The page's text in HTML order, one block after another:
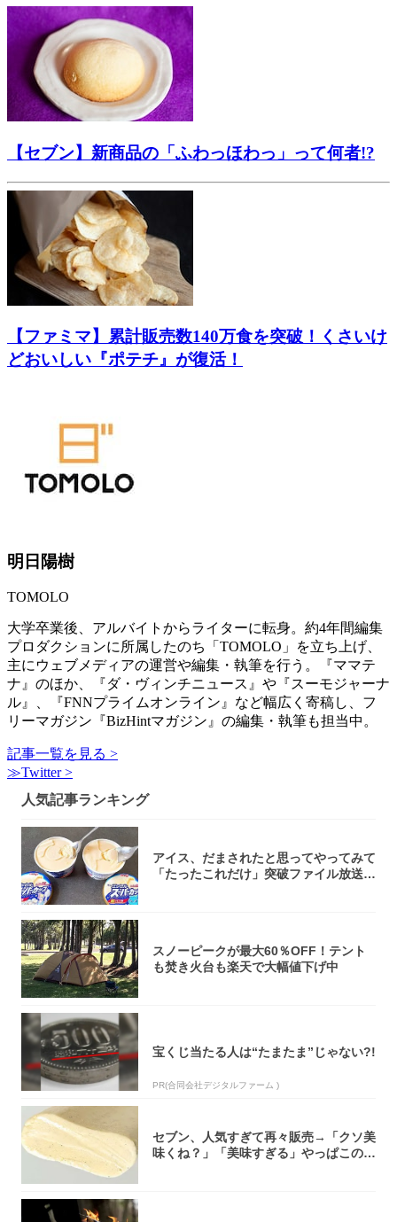
【セブン】新商品の「ふわっほわっ」って何者!?
【ファミマ】累計販売数140万食を突破！くさいけ
どおいしい『ポテチ』が復活！
明日陽樹
TOMOLO
大学卒業後、アルバイトからライターに転身。約4年間編集
プロダクションに所属したのち「TOMOLO」を立ち上げ、
主にウェブメディアの運営や編集・執筆を行う。『ママテ
ナ』のほか、『ダ・ヴィンチニュース』や『スーモジャーナ
ル』、『FNNプライムオンライン』など幅広く寄稿し、フ
リーマガジン『BizHintマガジン』の編集・執筆も担当中。
記事一覧を見る >
≫Twitter >
人気記事ランキング
アイス、だまされたと思ってやってみて
「たったこれだけ」突破ファイル放送で
スノーピークが最大60％OFF！テント
も焚き火台も楽天で大幅値下げ中
宝くじ当たる人は“たまたま”じゃない?!
PR(合同会社デジタルファーム )
セブン、人気すぎて再々販売→「クソ美
味くね？」「美味すぎる」やっぱこのク